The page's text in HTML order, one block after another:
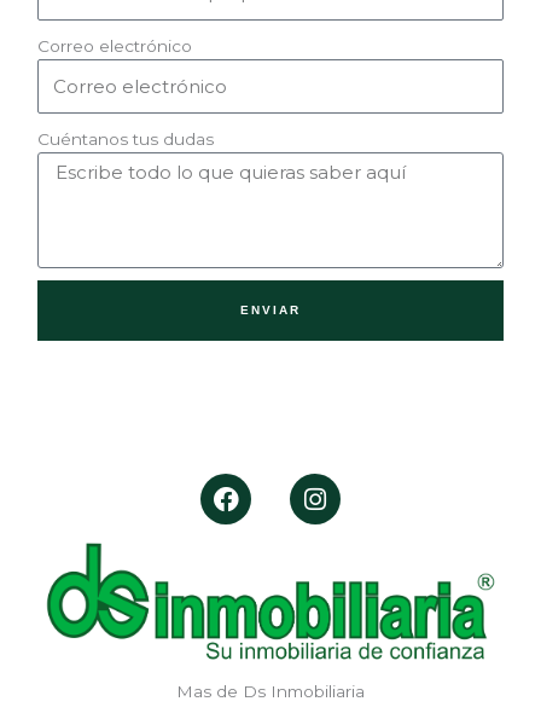
Correo electrónico
Cuéntanos tus dudas
ENVIAR
F
a
b
o
o
k
I
n
a
g
r
a
m
Mas de Ds Inmobiliaria